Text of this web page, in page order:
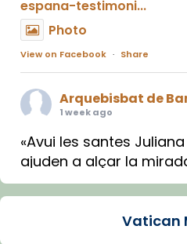
espana-testimoni...
Photo
View on Facebook · Share
Arquebisbat de
1 week ago
«Avui les santes
ajuden a alçar la
Mons. Sergi Gordo,
Santes de Mataró.Vatican